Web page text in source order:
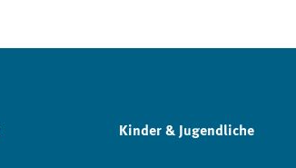
Kinder & Jugendliche